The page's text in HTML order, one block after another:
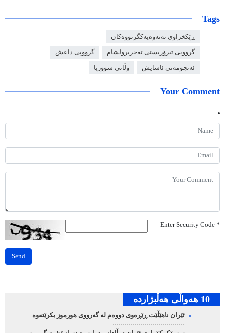
Tags
ڕێکخراوی نەتەوەیەکگرتووەکان
گرووپی تیرۆریستی تەحریرولشام گرووپی داعش
ئەنجومەنی ئاسایش وڵاتی سووریا
Your Comment
*
Send
10 هه‌واڵی هه‌ڵبژارده‌
ئێران ناهێڵێت ڕێڕەوی دووەم لە گەرووی هورموز بکرێتەوە